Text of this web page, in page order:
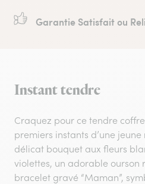
Garantie Satisfait ou
Instant tendre
Craquez pour ce tendre
premiers instants d’une
délicat bouquet aux fleurs
violettes, un adorable ourson
bracelet gravé “Maman”,